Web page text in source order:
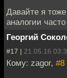
Давайте я
аналогии
Георгий
#17 | 21.05.16
Кому: zagor, #8